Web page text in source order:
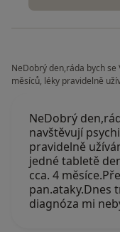
NeDobrý den,ráda bych se
měsíců, léky pravidelně
NeDobrý
navštěvují
pravidelně
jedné tabletě
cca. 4
pan.ataky.Dnes
diagnóza mi